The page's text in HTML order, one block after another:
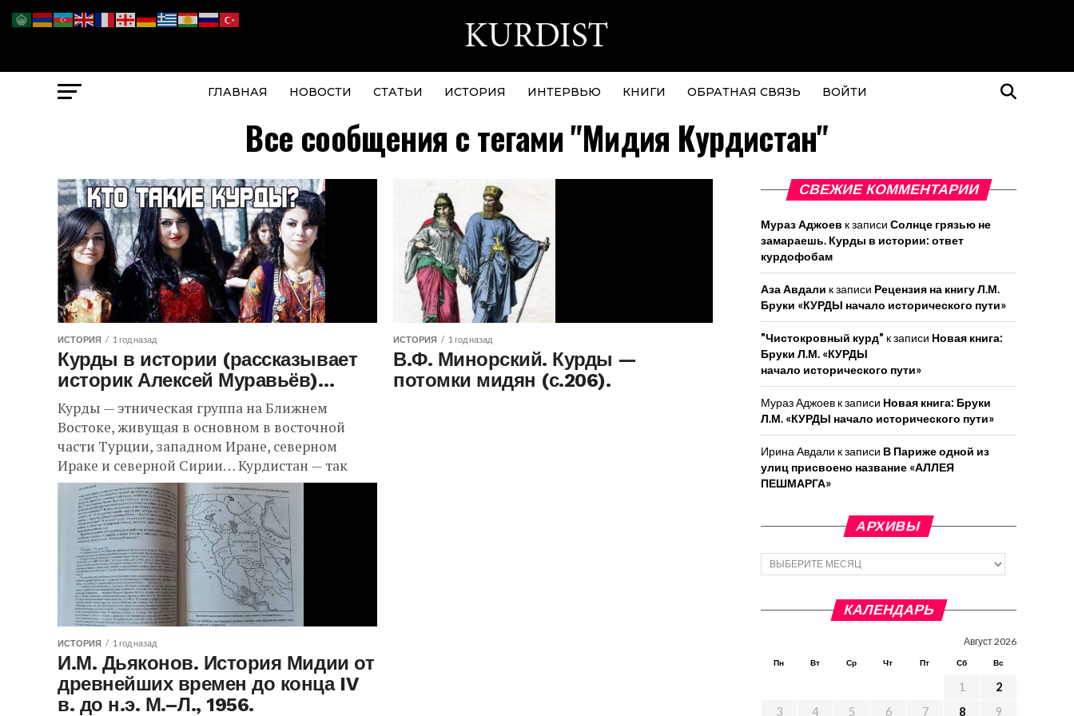
ГЛАВНАЯ НОВОСТИ СТАТЬИ ИСТОРИЯ ИНТЕРВЬЮ КНИГИ ОБРАТНАЯ СВЯЗЬ ВОЙТИ
Все сообщения с тегами "Мидия Курдистан"
ИСТОРИЯ 1 год назад
Курды в истории (рассказывает
историк Алексей Муравьёв)…
Курды — этническая группа на Ближнем
Востоке, живущая в основном в восточной
части Турции, западном Иране, северном
Ираке и северной Сирии… Курдистан — так
называется территория...
ИСТОРИЯ 1 год назад
В.Ф. Минорский. Курды —
потомки мидян (с.206).
ИСТОРИЯ 1 год назад
И.М. Дьяконов. История Мидии от
древнейших времен до конца IV
в. до н.э. М.–Л., 1956.
СВЕЖИЕ КОММЕНТАРИИ
Мураз Аджоев к записи Солнце грязью не
замараешь. Курды в истории: ответ
курдофобам
Аза Авдали к записи Рецензия на книгу Л.М.
Бруки «КУРДЫ начало исторического пути»
"Чистокровный курд" к записи Новая книга:
Бруки Л.М. «КУРДЫ
начало исторического пути»
Мураз Аджоев к записи Новая книга: Бруки
Л.М. «КУРДЫ начало исторического пути»
Ирина Авдали к записи В Париже одной из
улиц присвоено название «АЛЛЕЯ
ПЕШМАРГА»
АРХИВЫ
Архивы
КАЛЕНДАРЬ
Август 2026
Пн Вт Ср Чт Пт Сб Вс
1
2
3
4 5 6 7 8
9